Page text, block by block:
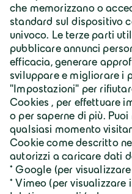
Servizi
Downloads